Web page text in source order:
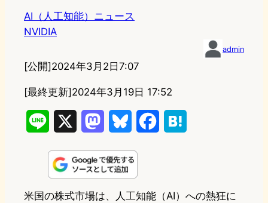
AI（人工知能）ニュース
NVIDIA
admin
[公開]2024年3月2日7:07
[最終更新]2024年3月19日 17:52
n
s
u
e
米国の株式市場は、人工知能（AI）への熱狂に